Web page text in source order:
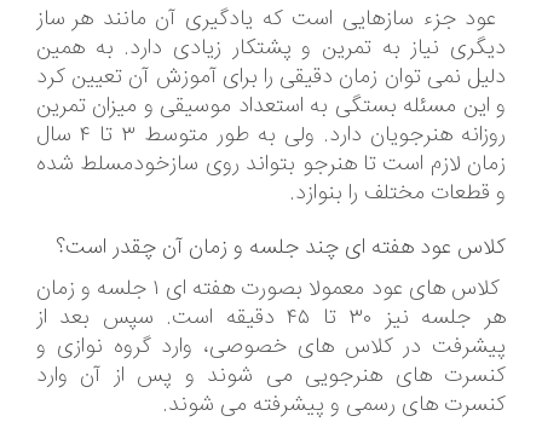
عود جزء سازهایی است که یادگیری آن مانند هر ساز
دیگری نیاز به تمرین و پشتکار زیادی دارد. به همین
دلیل نمی توان زمان دقیقی را برای آموزش آن تعیین کرد
و این مسئله بستگی به استعداد موسیقی و میزان تمرین
روزانه هنرجویان دارد. ولی به طور متوسط ۳ تا ۴ سال
زمان لازم است تا هنرجو بتواند روی سازخودمسلط شده
و قطعات مختلف را بنوازد.
کلاس عود هفته ای چند جلسه و زمان آن چقدر است؟
کلاس های عود معمولا بصورت هفته ای ۱ جلسه و زمان
هر جلسه نیز ۳۰ تا ۴۵ دقیقه است. سپس بعد از
پیشرفت در کلاس های خصوصی، وارد گروه نوازی و
کنسرت های هنرجویی می شوند و پس از آن وارد
کنسرت های رسمی و پیشرفته می شوند.